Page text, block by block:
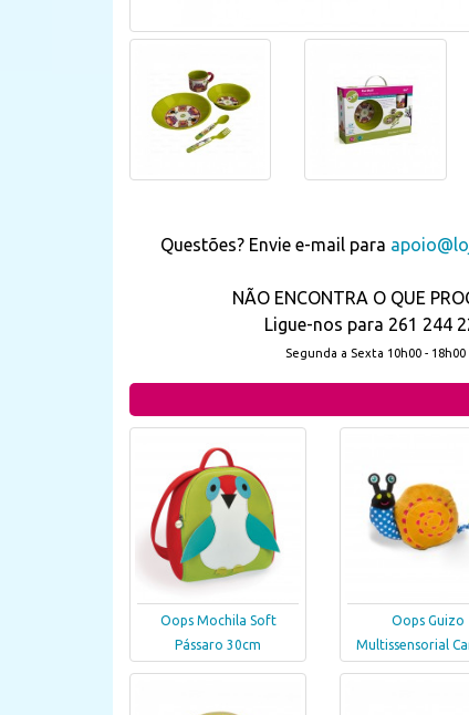
Questões? Envie e-mail para
NÃO ENCONTRA O QUE
Ligue-nos para 261 244
Segunda a Sexta 10h00 - 18h00
Oops Mochila Soft
Pássaro 30cm
Oops Guizo
Multissensorial